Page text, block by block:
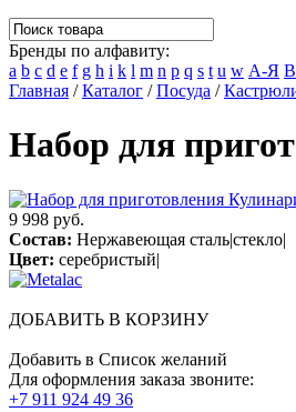
Бренды по алфавиту:
a b c d e f g h i k l m n p q s t u w А-Я
Главная /Каталог /Посуда /
Набор для
9 998 руб.
Состав: Нержавеющая сталь|стекло|
Цвет: серебристый|
ДОБАВИТЬ В КОРЗИНУ
Добавить в Список желаний
Для оформления заказа звоните:
+7 911 924 49 36